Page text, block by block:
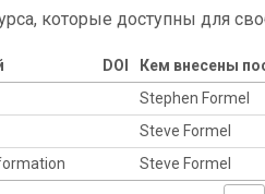
которые доступны для
DOI
Кем внесены
Stephen Formel
Steve Formel
Steve Formel